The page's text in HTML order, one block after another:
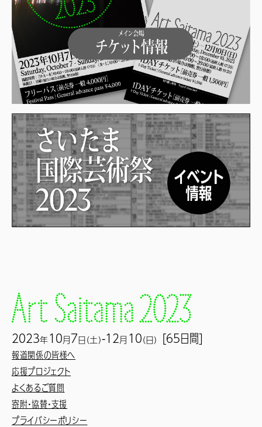
2023年10月7日（土）-12月 10（日） [65日間]
報道関係の皆様へ
応援プロジェクト
よくあるご質問
寄附・協賛・支援
プライバシーポリシー